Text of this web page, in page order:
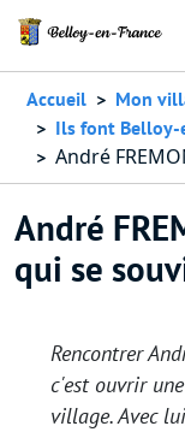
Accueil Mon
Ils font Belloy-
André
André
qui se
Rencontrer
c'est ouvrir
village. Avec